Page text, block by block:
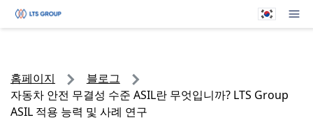
메
귀하의 회사
홈페이지
블로그
자동차 안전 무결성 수준 ASIL란 무엇입니까? LTS Group
ASIL 적용 능력 및 사례 연구